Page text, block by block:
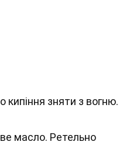
зняти з вогню.
масло. Ретельно